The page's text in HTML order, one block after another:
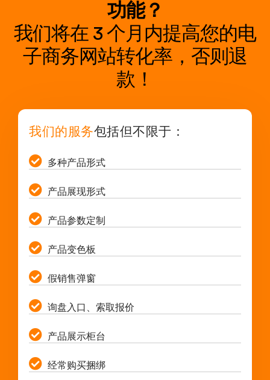
功能？
我们将在 3 个月内提高您的电
子商务网站转化率，否则退
款！
我们的服务包括但不限于：
多种产品形式
产品展现形式
产品参数定制
产品变色板
假销售弹窗
询盘入口、索取报价
产品展示柜台
经常购买捆绑